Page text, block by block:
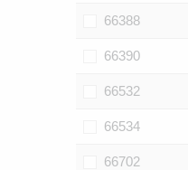
66388
66390
66532
66534
66702